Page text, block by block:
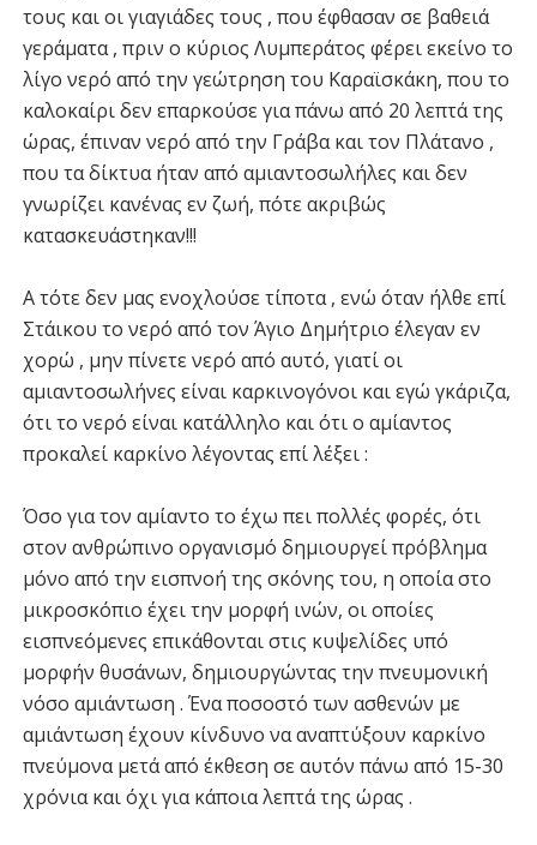
τους και οι γιαγιάδες τους , που έφθασαν σε βαθειά
γεράματα , πριν ο κύριος Λυμπεράτος φέρει εκείνο το
λίγο νερό από την γεώτρηση του Καραϊσκάκη, που το
καλοκαίρι δεν επαρκούσε για πάνω από 20 λεπτά της
ώρας, έπιναν νερό από την Γράβα και τον Πλάτανο ,
που τα δίκτυα ήταν από αμιαντοσωλήλες και δεν
γνωρίζει κανένας εν ζωή, πότε ακριβώς
κατασκευάστηκαν!!!
Α τότε δεν μας ενοχλούσε τίποτα , ενώ όταν ήλθε επί
Στάικου το νερό από τον Άγιο Δημήτριο έλεγαν εν
χορώ , μην πίνετε νερό από αυτό, γιατί οι
αμιαντοσωλήνες είναι καρκινογόνοι και εγώ γκάριζα,
ότι το νερό είναι κατάλληλο και ότι ο αμίαντος
προκαλεί καρκίνο λέγοντας επί λέξει :
Όσο για τον αμίαντο το έχω πει πολλές φορές, ότι
στον ανθρώπινο οργανισμό δημιουργεί πρόβλημα
μόνο από την εισπνοή της σκόνης του, η οποία στο
μικροσκόπιο έχει την μορφή ινών, οι οποίες
εισπνεόμενες επικάθονται στις κυψελίδες υπό
μορφήν θυσάνων, δημιουργώντας την πνευμονική
νόσο αμιάντωση . Ένα ποσοστό των ασθενών με
αμιάντωση έχουν κίνδυνο να αναπτύξουν καρκίνο
πνεύμονα μετά από έκθεση σε αυτόν πάνω από 15-30
χρόνια και όχι για κάποια λεπτά της ώρας .